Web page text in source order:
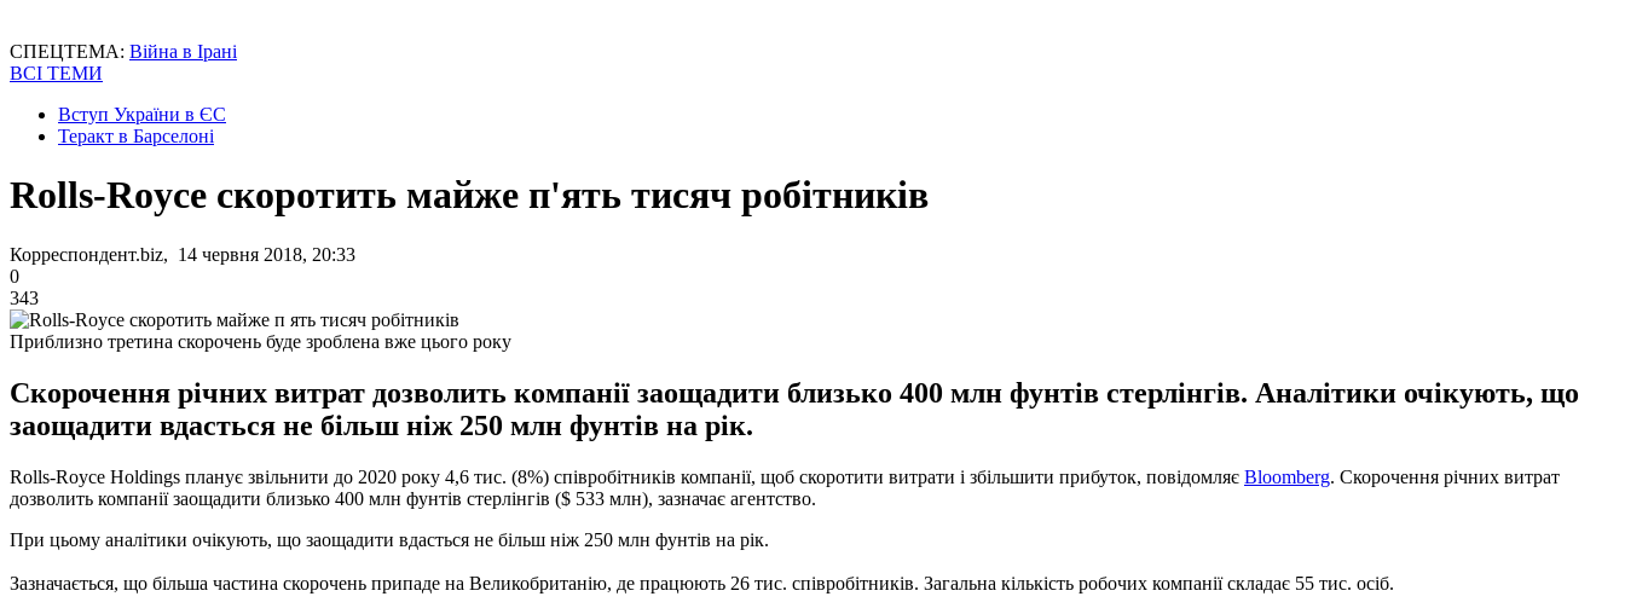
СПЕЦТЕМА: Війна в Ірані
ВСІ ТЕМИ
Вступ України в ЄС
Теракт в Барселоні
Rolls-Royce скоротить майже п'ять тисяч робітників
Корреспондент.biz, 14 червня 2018, 20:33
0
343
Приблизно третина скорочень буде зроблена вже цього року
Скорочення річних витрат дозволить компанії заощадити близько 400 млн фунтів стерлінгів. Аналітики очікують, що
заощадити вдасться не більш ніж 250 млн фунтів на рік.
Rolls-Royce Holdings планує звільнити до 2020 року 4,6 тис. (8%) співробітників компанії, щоб скоротити витрати і збільшити прибуток, повідомляє Bloomberg. Скорочення річних витрат
дозволить компанії заощадити близько 400 млн фунтів стерлінгів ($ 533 млн), зазначає агентство.
При цьому аналітики очікують, що заощадити вдасться не більш ніж 250 млн фунтів на рік.
Зазначається, що більша частина скорочень припаде на Великобританію, де працюють 26 тис. співробітників. Загальна кількість робочих компанії складає 55 тис. осіб.